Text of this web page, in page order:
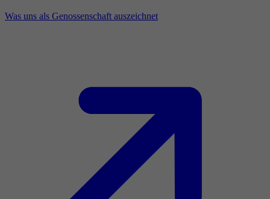
Was uns als Genossenschaft auszeichnet